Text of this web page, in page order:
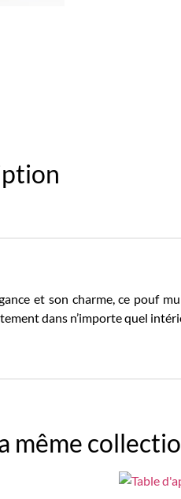
et son charme, ce pouf
dans n’importe quel
même